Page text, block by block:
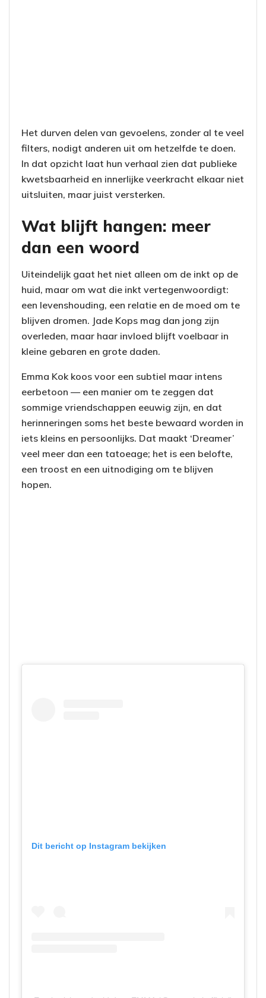
Het durven delen van gevoelens, zonder al te veel
filters, nodigt anderen uit om hetzelfde te doen.
In dat opzicht laat hun verhaal zien dat publieke
kwetsbaarheid en innerlijke veerkracht elkaar niet
uitsluiten, maar juist versterken.
Wat blijft hangen: meer
dan een woord
Uiteindelijk gaat het niet alleen om de inkt op de
huid, maar om wat die inkt vertegenwoordigt:
een levenshouding, een relatie en de moed om te
blijven dromen. Jade Kops mag dan jong zijn
overleden, maar haar invloed blijft voelbaar in
kleine gebaren en grote daden.
Emma Kok koos voor een subtiel maar intens
eerbetoon — een manier om te zeggen dat
sommige vriendschappen eeuwig zijn, en dat
herinneringen soms het beste bewaard worden in
iets kleins en persoonlijks. Dat maakt ‘Dreamer’
veel meer dan een tatoeage; het is een belofte,
een troost en een uitnodiging om te blijven
hopen.
Dit bericht op Instagram bekijken